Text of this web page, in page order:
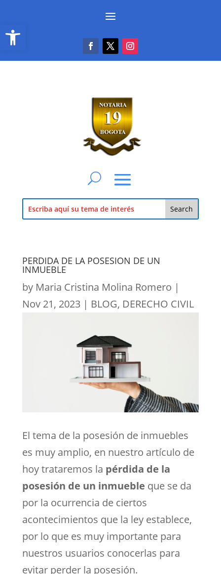
Abrir barra de herramientas
PERDIDA DE LA POSESION DE UN
INMUEBLE
by Maria Cristina Molina Romero |
Nov 21, 2023| BLOG, DERECHO CIVIL
El tema de la posesión de inmuebles
es muy amplio, en nuestro artículo de
hoy trataremos la pérdida de la
posesión de un inmueble que se da
por la ocurrencia de ciertos
acontecimientos que la ley establece,
por lo que es muy importante para
nuestros usuarios conocerlas para
evitar perder la posesión.